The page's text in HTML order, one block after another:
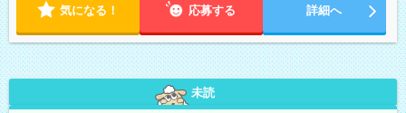
気になる！ 応募する 詳細へ
未読